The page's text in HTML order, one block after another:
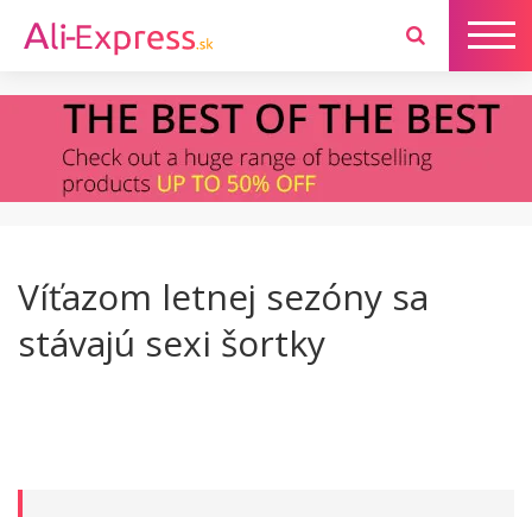
Víťazom letnej sezóny sa
stávajú sexi šortky